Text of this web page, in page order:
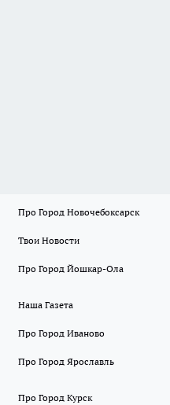
Про Город Новочебоксарск
Твои Новости
Про Город Йошкар-Ола
Наша Газета
Про Город Иваново
Про Город Ярославль
Про Город Курск